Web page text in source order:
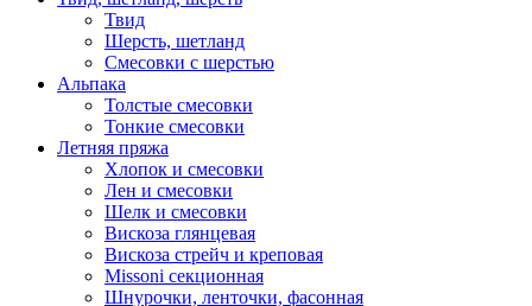
Твид
Шерсть, шетланд
Смесовки с шерстью
Альпака
Толстые смесовки
Тонкие смесовки
Летняя пряжа
Хлопок и смесовки
Лен и смесовки
Шелк и смесовки
Вискоза глянцевая
Вискоза стрейч и креповая
Missoni секционная
Шнурочки, ленточки, фасонная